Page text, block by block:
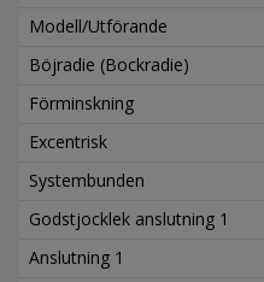
Modell/Utförande
Böjradie (Bockradie)
Förminskning
Excentrisk
Systembunden
Godstjocklek anslutning 1
Anslutning 1